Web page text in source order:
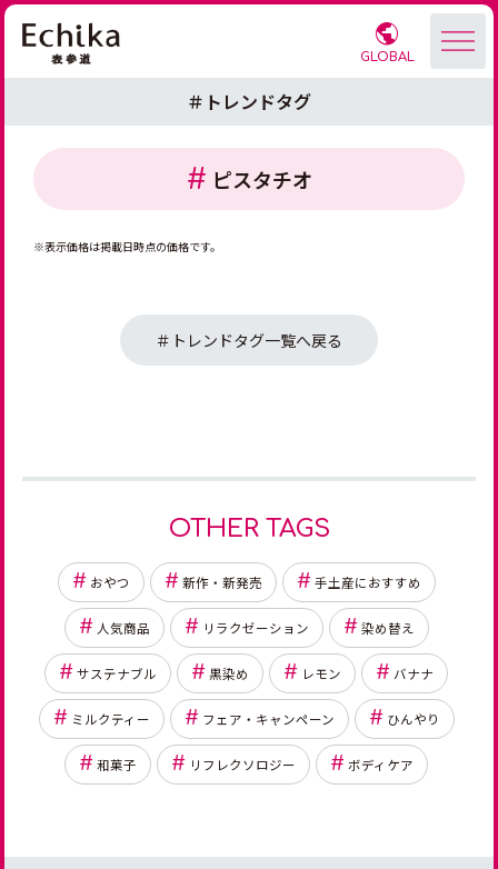
GLOBAL
＃トレンドタグ
ピスタチオ
※表示価格は掲載日時点の価格です。
＃トレンドタグ一覧へ戻る
OTHER TAGS
おやつ 新作・新発売 手土産におすすめ
人気商品 リラクゼーション 染め替え
サステナブル 黒染め レモン バナナ
ミルクティー フェア・キャンペーン ひんやり
和菓子 リフレクソロジー ボディケア